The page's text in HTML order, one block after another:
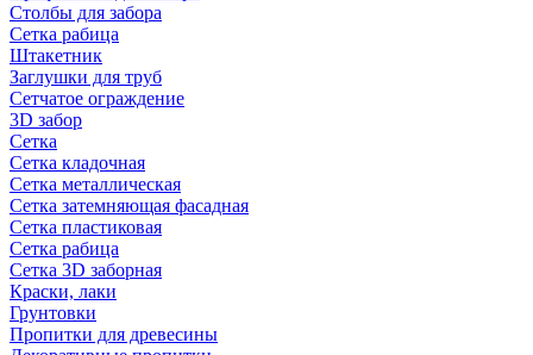
Столбы для забора
Сетка рабица
Штакетник
Заглушки для труб
Сетчатое ограждение
3D забор
Сетка
Сетка кладочная
Сетка металлическая
Сетка затемняющая фасадная
Сетка пластиковая
Сетка рабица
Сетка 3D заборная
Краски, лаки
Грунтовки
Пропитки для древесины